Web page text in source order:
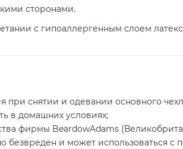
сторонами.
с гипоаллергенным слоем
при снятии и одевании основного
в домашних условиях;
фирмы BeardowAdams
и может использоваться с